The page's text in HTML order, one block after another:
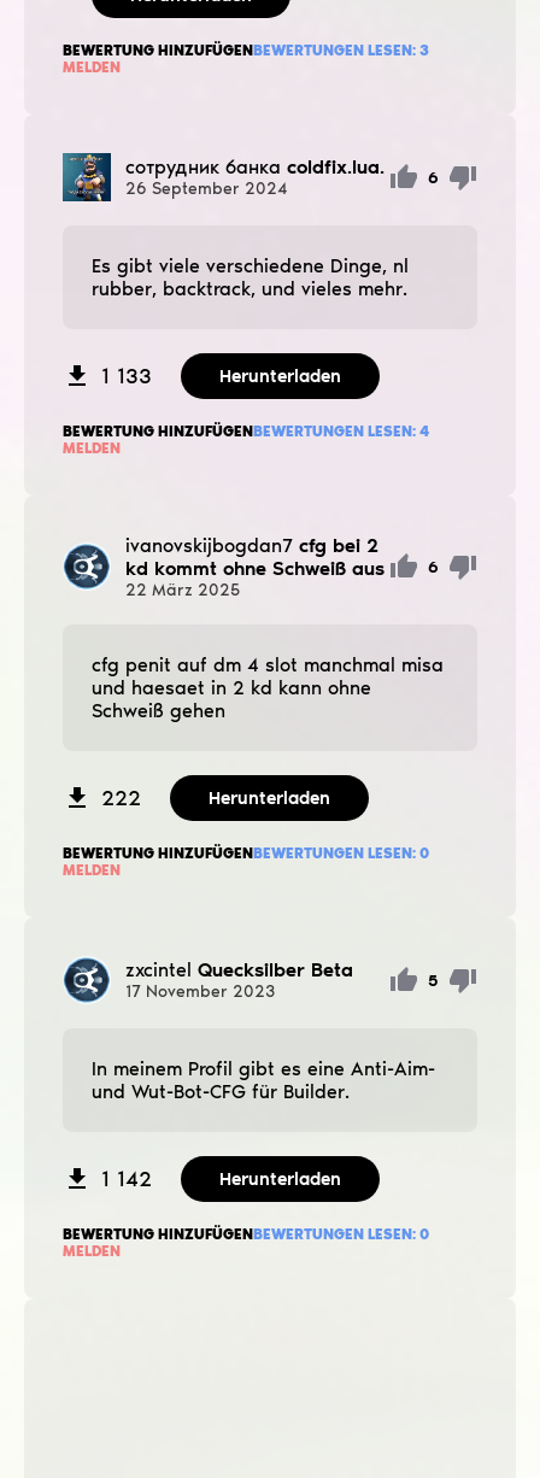
BEWERTUNG HINZUFÜGENBEWERTUNGEN LESEN: 3
MELDEN
сотрудник банка coldfix.lua.
26 September 2024
6
Es gibt viele verschiedene Dinge, nl
rubber, backtrack, und vieles mehr.
1 133 Herunterladen
BEWERTUNG HINZUFÜGENBEWERTUNGEN LESEN: 4
MELDEN
ivanovskijbogdan7 cfg bei 2
kd kommt ohne Schweiß aus
22 März 2025
6
cfg penit auf dm 4 slot manchmal misa
und haesaet in 2 kd kann ohne
Schweiß gehen
222 Herunterladen
BEWERTUNG HINZUFÜGENBEWERTUNGEN LESEN: 0
MELDEN
zxcintel Quecksilber Beta
17 November 2023
5
In meinem Profil gibt es eine Anti-Aim-
und Wut-Bot-CFG für Builder.
1 142 Herunterladen
BEWERTUNG HINZUFÜGENBEWERTUNGEN LESEN: 0
MELDEN